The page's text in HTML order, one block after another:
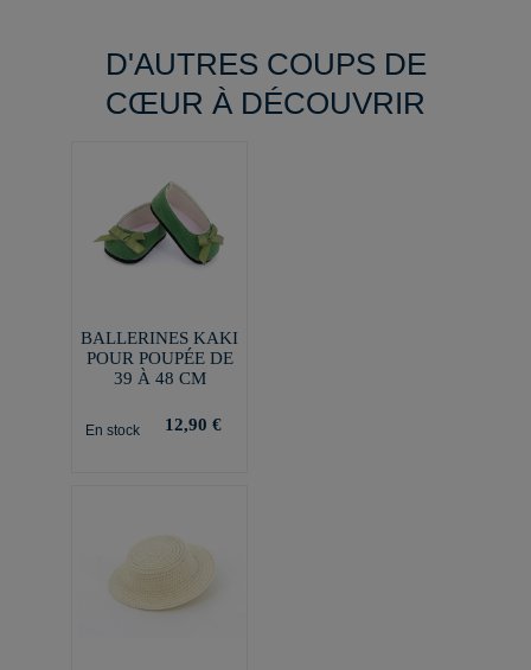
D'AUTRES COUPS DE
CŒUR À DÉCOUVRIR
BALLERINES KAKI
POUR POUPÉE DE
39 À 48 CM
En stock 12,90 €